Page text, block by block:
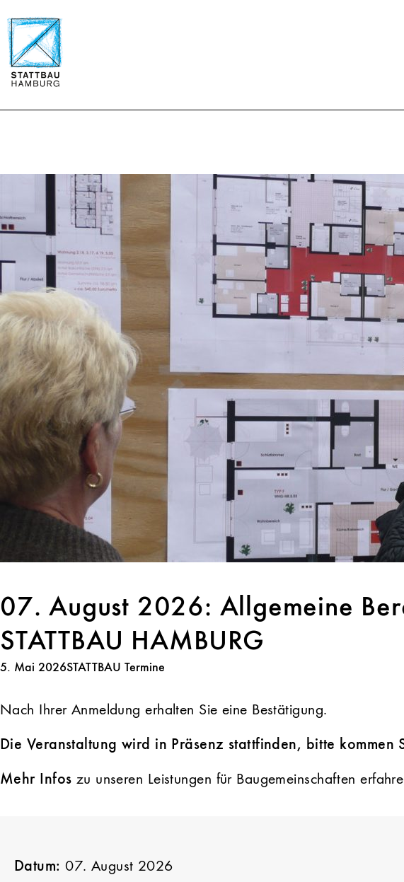
07. August 2026: Allgemeine
STATTBAU HAMBURG
5. Mai 2026STATTBAU Termine
Nach Ihrer Anmeldung erhalten Sie eine Bestätigung.
Die Veranstaltung wird in Präsenz stattfinden, bitte kommen
Mehr Infos zu unseren Leistungen für Baugemeinschaften
Datum: 07. August 2026